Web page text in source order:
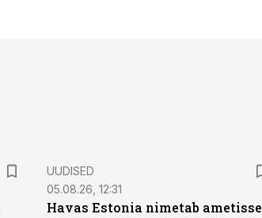
UUDISED
05.08.26, 12:31
Havas Estonia nimetab ametisse